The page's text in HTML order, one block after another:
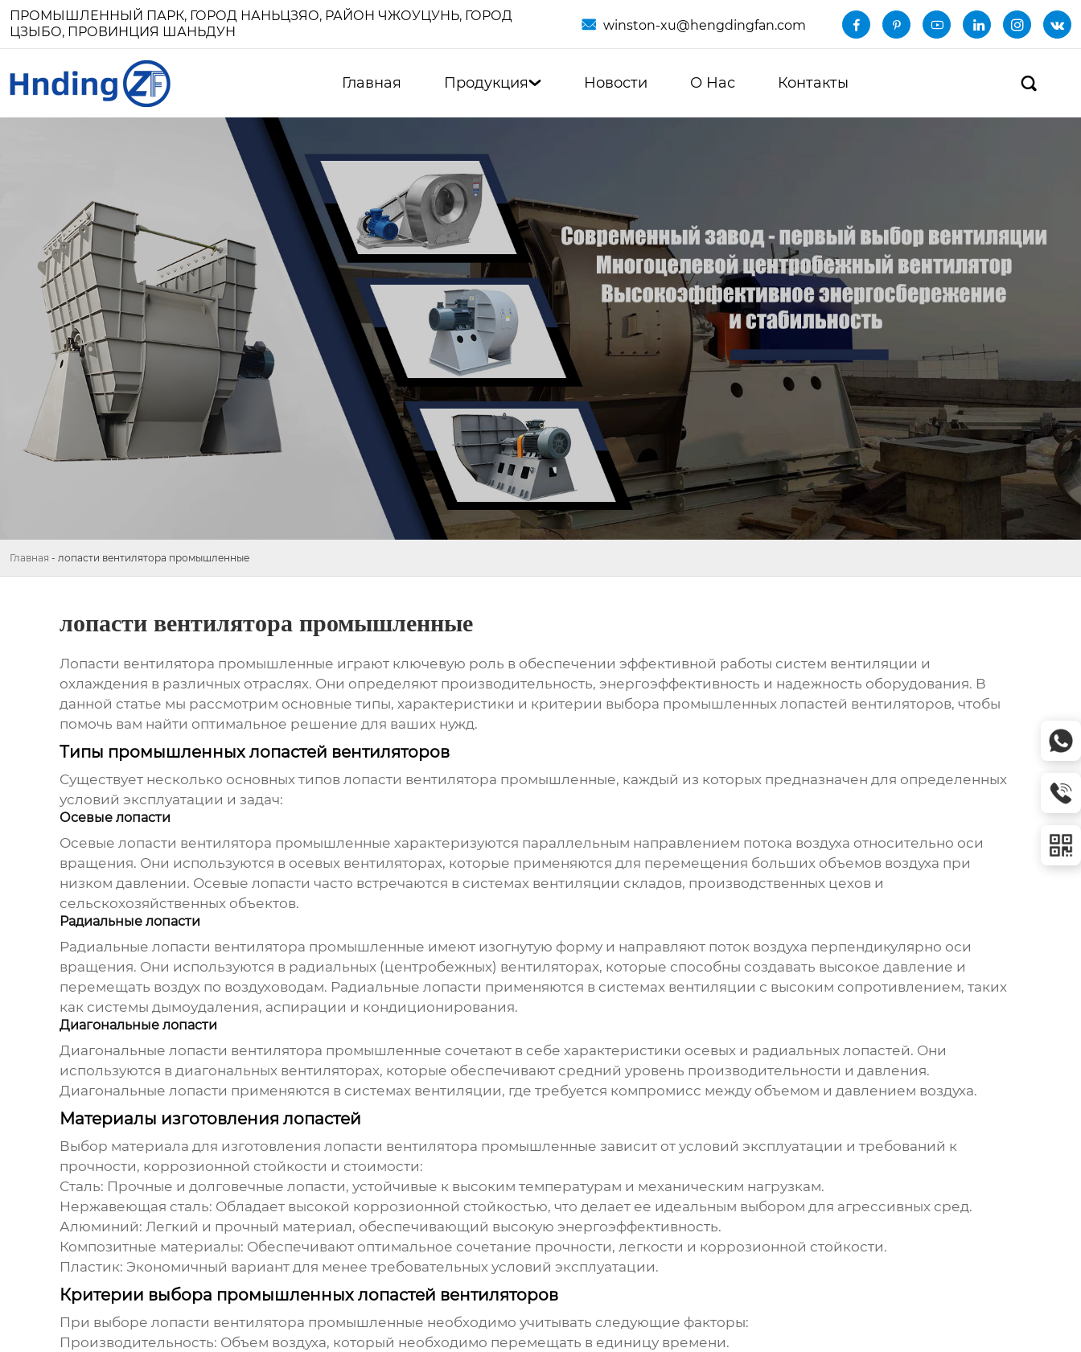
ПРОМЫШЛЕННЫЙ ПАРК, ГОРОД НАНЬЦЗЯО, РАЙОН ЧЖОУЦУНЬ, ГОРОД
ЦЗЫБО, ПРОВИНЦИЯ ШАНЬДУН
 winston-xu@hengdingfan.com      
Главная Продукция Новости О Нас Контакты 
Главная - лопасти вентилятора промышленные
лопасти вентилятора промышленные
Лопасти вентилятора промышленные играют ключевую роль в обеспечении эффективной работы систем вентиляции и
охлаждения в различных отраслях. Они определяют производительность, энергоэффективность и надежность оборудования. В
данной статье мы рассмотрим основные типы, характеристики и критерии выбора промышленных лопастей вентиляторов, чтобы
помочь вам найти оптимальное решение для ваших нужд.
Типы промышленных лопастей вентиляторов
Существует несколько основных типов лопасти вентилятора промышленные, каждый из которых предназначен для определенных
условий эксплуатации и задач:
Осевые лопасти
Осевые лопасти вентилятора промышленные характеризуются параллельным направлением потока воздуха относительно оси
вращения. Они используются в осевых вентиляторах, которые применяются для перемещения больших объемов воздуха при
низком давлении. Осевые лопасти часто встречаются в системах вентиляции складов, производственных цехов и
сельскохозяйственных объектов.
Радиальные лопасти
Радиальные лопасти вентилятора промышленные имеют изогнутую форму и направляют поток воздуха перпендикулярно оси
вращения. Они используются в радиальных (центробежных) вентиляторах, которые способны создавать высокое давление и
перемещать воздух по воздуховодам. Радиальные лопасти применяются в системах вентиляции с высоким сопротивлением, таких
как системы дымоудаления, аспирации и кондиционирования.
Диагональные лопасти
Диагональные лопасти вентилятора промышленные сочетают в себе характеристики осевых и радиальных лопастей. Они
используются в диагональных вентиляторах, которые обеспечивают средний уровень производительности и давления.
Диагональные лопасти применяются в системах вентиляции, где требуется компромисс между объемом и давлением воздуха.
Материалы изготовления лопастей
Выбор материала для изготовления лопасти вентилятора промышленные зависит от условий эксплуатации и требований к
прочности, коррозионной стойкости и стоимости:
Сталь: Прочные и долговечные лопасти, устойчивые к высоким температурам и механическим нагрузкам.
Нержавеющая сталь: Обладает высокой коррозионной стойкостью, что делает ее идеальным выбором для агрессивных сред.
Алюминий: Легкий и прочный материал, обеспечивающий высокую энергоэффективность.
Композитные материалы: Обеспечивают оптимальное сочетание прочности, легкости и коррозионной стойкости.
Пластик: Экономичный вариант для менее требовательных условий эксплуатации.
Критерии выбора промышленных лопастей вентиляторов
При выборе лопасти вентилятора промышленные необходимо учитывать следующие факторы:
Производительность: Объем воздуха, который необходимо перемещать в единицу времени.